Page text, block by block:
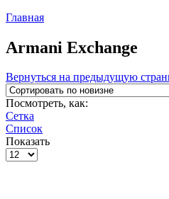
Главная
Armani Exchange
Вернуться на предыдущую
Посмотреть, как:
Сетка
Список
Показать